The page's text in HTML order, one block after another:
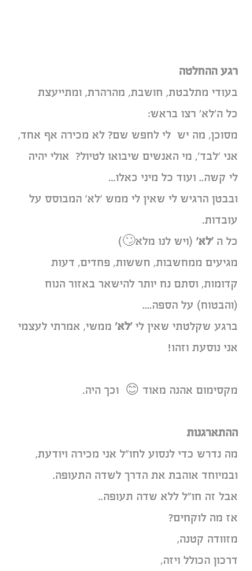
רגע ההחלטה
בעודי מתלבטת, חושבת, מהרהרת, ומתייעצת
כל ה'לא' רצו בראש:
מסוכן, מה יש  לי לחפש שם? לא מכירה אף אחד,
אני 'לבד', מי האנשים שיבואו לטיול?  אולי יהיה
לי קשה.. ועוד כל מיני כאלו...
ובבטן הרגיש לי שאין לי ממש 'לא' המבוסס על
עובדות.
כל ה 'לא' (ויש לנו מלא🙄)
מגיעים ממחשבות, חששות, פחדים, דעות
קדומות, וסתם נח יותר להישאר באזור הנוח
(והבטוח) על הספה....
ברגע שקלטתי שאין לי 'לא' ממשי, אמרתי לעצמי
אני נוסעת וזהו!
מקסימום אהנה מאוד 😊  וכך היה.
ההתארגנות
מה נדרש כדי לנסוע לחו"ל אני מכירה ויודעת,
ובמיוחד אוהבת את הדרך לשדה התעופה.
אבל זה חו"ל ללא שדה תעופה..
אז מה לוקחים?
מזוודה קטנה,
דרכון הכולל ויזה,